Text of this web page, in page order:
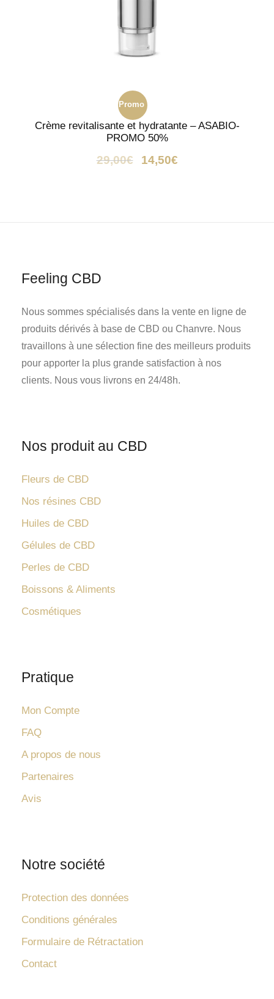
Promo
!
Crème revitalisante et hydratante – ASABIO-
PROMO 50%
29,00€ 14,50€
Feeling CBD
Nous sommes spécialisés dans la vente en ligne de
produits dérivés à base de CBD ou Chanvre. Nous
travaillons à une sélection fine des meilleurs produits
pour apporter la plus grande satisfaction à nos
clients. Nous vous livrons en 24/48h.
Nos produit au CBD
Fleurs de CBD
Nos résines CBD
Huiles de CBD
Gélules de CBD
Perles de CBD
Boissons & Aliments
Cosmétiques
Pratique
Mon Compte
FAQ
A propos de nous
Partenaires
Avis
Notre société
Protection des données
Conditions générales
Formulaire de Rétractation
Contact